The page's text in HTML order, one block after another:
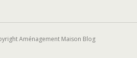
Aménagement Maison Blog